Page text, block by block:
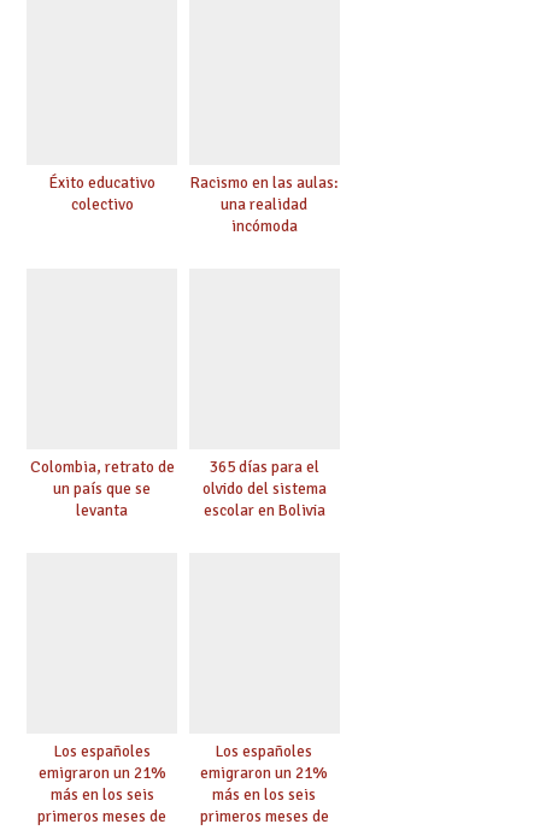
Éxito educativo
colectivo
Racismo en las aulas:
una realidad
incómoda
Colombia, retrato de
un país que se
levanta
365 días para el
olvido del sistema
escolar en Bolivia
Los españoles
emigraron un 21%
más en los seis
primeros meses de
Los españoles
emigraron un 21%
más en los seis
primeros meses de